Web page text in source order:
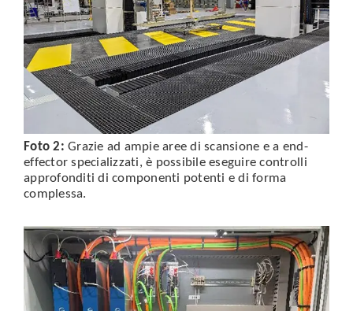
Foto 2: Grazie ad ampie aree di scansione e a end-
effector specializzati, è possibile eseguire controlli
approfonditi di componenti potenti e di forma
complessa.